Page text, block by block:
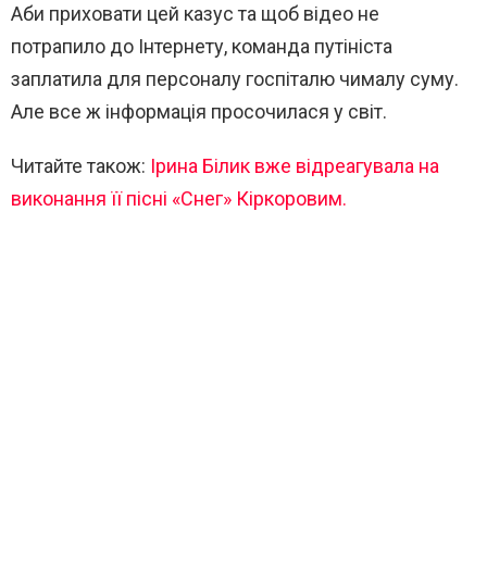
Аби приховати цей казус та щоб відео не
потрапило до Інтернету, команда путініста
заплатила для персоналу госпіталю чималу суму.
Але все ж інформація просочилася у світ.
Читайте також: Ірина Білик вже відреагувала на
виконання її пісні «Снег» Кіркоровим.